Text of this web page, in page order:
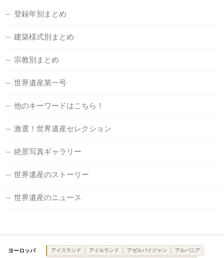
登録年別まとめ
建築様式別まとめ
宗教別まとめ
世界遺産第一号
他のキーワードはこちら！
激選！世界遺産セレクション
絶景写真ギャラリー
世界遺産のストーリー
世界遺産のニュース
ヨーロッパ アイスランド アイルランド アゼルバイジャン
アルバニア